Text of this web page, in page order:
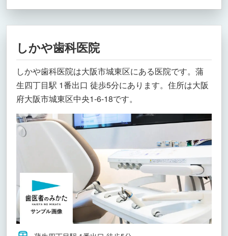
しかや歯科医院
しかや歯科医院は大阪市城東区にある医院です。蒲
生四丁目駅 1番出口 徒歩5分にあります。住所は大阪
府大阪市城東区中央1-6-18です。